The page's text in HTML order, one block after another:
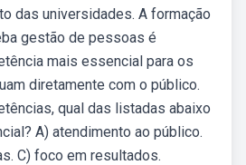
das universidades. A formação
gestão de pessoas é
mais essencial para os
diretamente com o público.
qual das listadas abaixo
A) atendimento ao público.
C) foco em resultados.